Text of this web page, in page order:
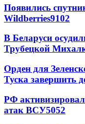
Появились
Wildberries9102
В Беларуси
Трубецкой
Орден для
Туска завершить
РФ
атак ВСУ5052